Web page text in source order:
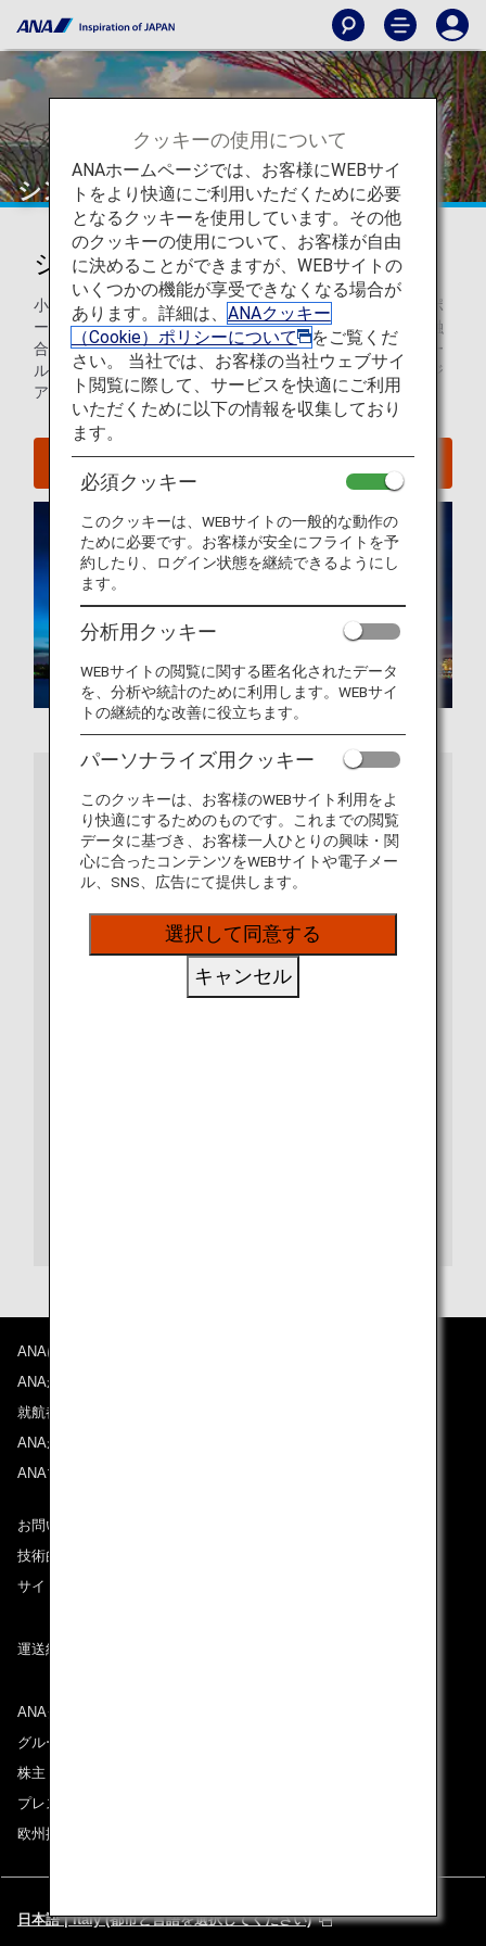
シンガポール
シンガポールを知ろう
小さな都市国家でありながら、世界有数の港を持つシンガポ
ールは、固有の文化と世界中の文化とがモザイクのように融
合している街です。賑わいのある飲食店やショッピングモー
ル、活気あるナイトライフを楽しむことができる、東南アジ
ア周遊の出発地や中継拠点として最適な旅行先です。
シンガポールへのフライトを探す
ANAについて
ANAからのお知らせ
就航都市
ANAがお約束する体験
ANAマイレージクラブ
お問い合わせ
技術的なお問い合わせ（推奨環境）
サイトマップ
運送約款
ANAグループについて
グループ企業一覧
株主・投資家情報
プレスリリース
欧州採用情報
日本語 | Italy (都市と言語を選択してください)
クッキーの使用について
ANAホームページでは、お客様にWEBサイ
トをより快適にご利用いただくために必要
となるクッキーを使用しています。その他
のクッキーの使用について、お客様が自由
に決めることができますが、WEBサイトの
いくつかの機能が享受できなくなる場合が
あります。詳細は、 ANAクッキー
（Cookie）ポリシーについて
をご覧くだ
さい。 当社では、お客様の当社ウェブサイ
ト閲覧に際して、サービスを快適にご利用
いただくために以下の情報を収集しており
ます。
必須クッキー
このクッキーは、WEBサイトの一般的な動作の
ために必要です。お客様が安全にフライトを予
約したり、ログイン状態を継続できるようにし
ます。
分析用クッキー
WEBサイトの閲覧に関する匿名化されたデータ
を、分析や統計のために利用します。WEBサイ
トの継続的な改善に役立ちます。
パーソナライズ用クッキー
このクッキーは、お客様のWEBサイト利用をよ
り快適にするためのものです。これまでの閲覧
データに基づき、お客様一人ひとりの興味・関
心に合ったコンテンツをWEBサイトや電子メー
ル、SNS、広告にて提供します。
選択して同意する
キャンセル